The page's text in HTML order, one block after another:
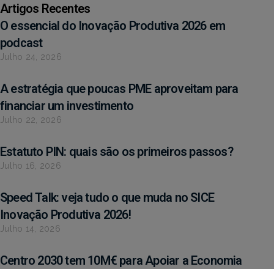
Artigos Recentes
O essencial do Inovação Produtiva 2026 em
podcast
Julho 24, 2026
A estratégia que poucas PME aproveitam para
financiar um investimento
Julho 22, 2026
Estatuto PIN: quais são os primeiros passos?
Julho 16, 2026
Speed Talk: veja tudo o que muda no SICE
Inovação Produtiva 2026!
Julho 14, 2026
Centro 2030 tem 10M€ para Apoiar a Economia